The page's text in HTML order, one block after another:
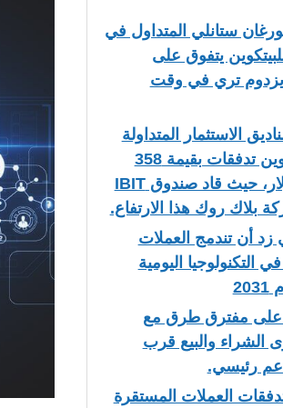
ستانلي المتداول في
يتفوق على
تري في وقت
الاستثمار المتداولة
في البيتكوين تدفقات بقيمة 358
مليون دولار، حيث قاد صندوق IBIT
بلاك روك هذا الارتفاع.
أن تندمج العملات
التكنولوجيا اليومية
على مفترق طرق مع
الشراء والبيع قرب
رئيسي.
العملات المستقرة